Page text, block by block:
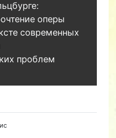
оперы
современных
проблем